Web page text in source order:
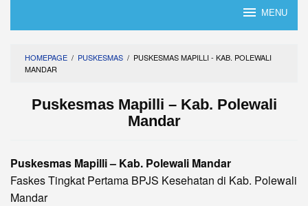
MENU
HOMEPAGE / PUSKESMAS / PUSKESMAS MAPILLI - KAB. POLEWALI
MANDAR
Puskesmas Mapilli – Kab. Polewali
Mandar
Puskesmas Mapilli – Kab. Polewali Mandar
Faskes Tingkat Pertama BPJS Kesehatan di Kab. Polewali
Mandar